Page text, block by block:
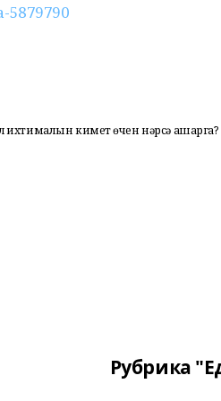
5879790
киметү өчен нәрсә ашарга?
Рубрика